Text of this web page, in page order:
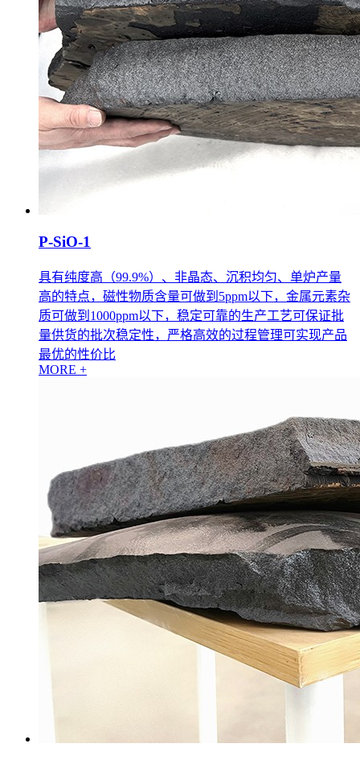
P-SiO-1
具有纯度高（99.9%）、非晶态、沉积均匀、单炉产量
高的特点，磁性物质含量可做到5ppm以下，金属元素杂
质可做到1000ppm以下，稳定可靠的生产工艺可保证批
量供货的批次稳定性，严格高效的过程管理可实现产品
最优的性价比
MORE +